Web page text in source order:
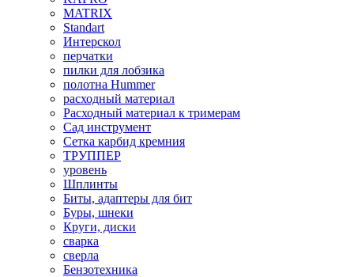
MATRIX
Standart
Интерскол
перчатки
пилки для лобзика
полотна Hummer
расходный материал
Расходный материал к тримерам
Сад инструмент
Сетка карбид кремния
ТРУППЕР
уровень
Шплинты
Биты, адаптеры для бит
Буры, шнеки
Круги, диски
сварка
сверла
Бензотехника